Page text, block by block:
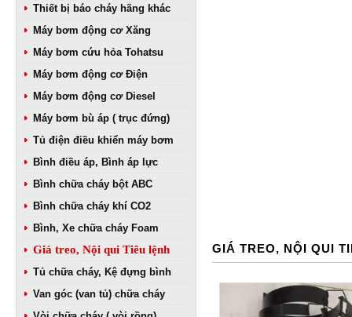
Thiết bị báo cháy hãng khác
Máy bơm động cơ Xăng
Máy bơm cứu hỏa Tohatsu
Máy bơm động cơ Điện
Máy bơm động cơ Diesel
Máy bơm bù áp ( trục đứng)
Tủ điện điều khiển máy bơm
Bình điều áp, Bình áp lực
Bình chữa cháy bột ABC
Bình chữa cháy khí CO2
Bình, Xe chữa cháy Foam
Giá treo, Nội qui Tiêu lệnh
Tủ chữa cháy, Kệ đựng bình
Van góc (van tủ) chữa cháy
GIÁ TREO, NỘI QUI